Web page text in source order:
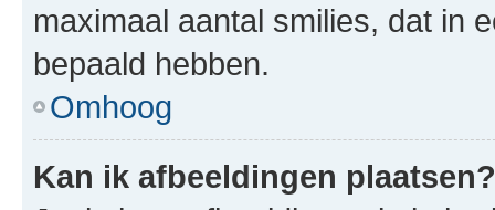
maximaal aantal smilies, dat in
bepaald hebben.
Omhoog
Kan ik afbeeldingen plaatsen?